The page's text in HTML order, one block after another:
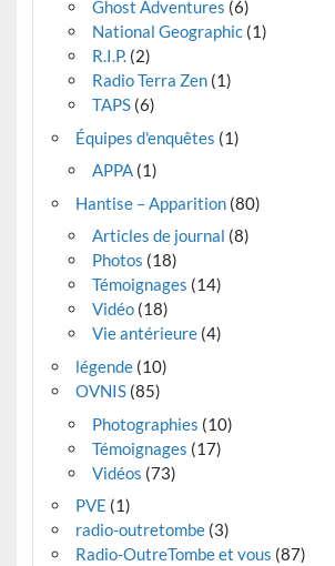
Ghost Adventures (6)
National Geographic(1)
R.I.P.(2)
Radio Terra Zen(1)
TAPS(6)
Équipes d'enquêtes (1)
APPA(1)
Hantise – Apparition(80)
Articles de journal (8)
Photos (18)
Témoignages (14)
Vidéo(18)
Vie antérieure(4)
légende(10)
OVNIS(85)
Photographies (10)
Témoignages (17)
Vidéos (73)
PVE (1)
radio-outretombe(3)
Radio-OutreTombe et vous (87)